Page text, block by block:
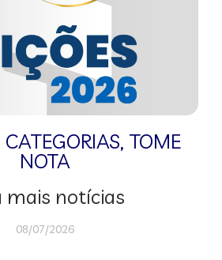
, TOME
NOTA
mais notícias
08/07/2026